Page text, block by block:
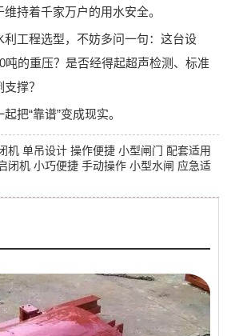
持着千家万户的用水安全。
工程选型，不妨多问一句：这台设
吨的重压？是否经得起超声检测、标准
撑？
把“靠谱”变成现实。
机 单吊设计 操作便捷 小型闸门 配套适用
闭机 小巧便捷 手动操作 小型水闸 应急适